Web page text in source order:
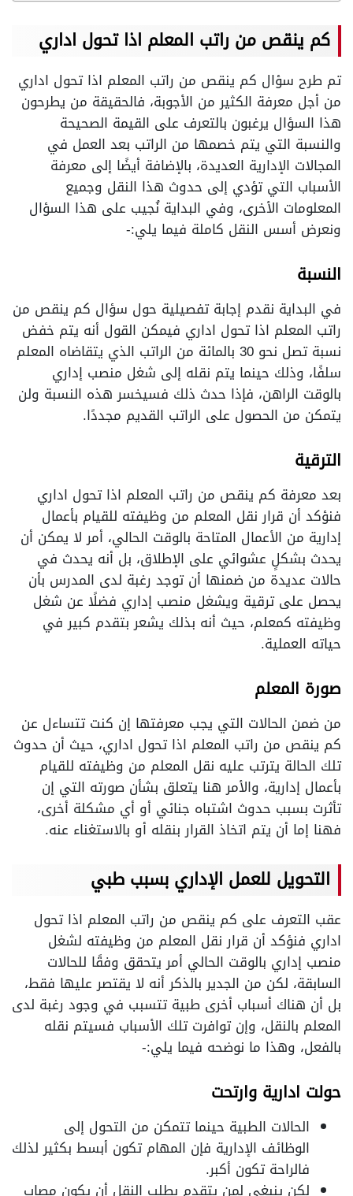
كم ينقص من راتب المعلم اذا تحول اداري
تم طرح سؤال كم ينقص من راتب المعلم اذا تحول اداري
من أجل معرفة الكثير من الأجوبة، فالحقيقة من يطرحون
هذا السؤال يرغبون بالتعرف على القيمة الصحيحة
والنسبة التي يتم خصمها من الراتب بعد العمل في
المجالات الإدارية العديدة، بالإضافة أيضًا إلى معرفة
الأسباب التي تؤدي إلى حدوث هذا النقل وجميع
المعلومات الأخرى، وفي البداية نُجيب على هذا السؤال
ونعرض أسس النقل كاملة فيما يلي:-
النسبة
في البداية نقدم إجابة تفصيلية حول سؤال كم ينقص من
راتب المعلم اذا تحول اداري فيمكن القول أنه يتم خفض
نسبة تصل نحو 30 بالمائة من الراتب الذي يتقاضاه المعلم
سلفًا، وذلك حينما يتم نقله إلى شغل منصب إداري
بالوقت الراهن، فإذا حدث ذلك فسيخسر هذه النسبة ولن
يتمكن من الحصول على الراتب القديم مجددًا.
الترقية
بعد معرفة كم ينقص من راتب المعلم اذا تحول اداري
فنؤكد أن قرار نقل المعلم من وظيفته للقيام بأعمال
إدارية من الأعمال المتاحة بالوقت الحالي، أمر لا يمكن أن
يحدث بشكلٍ عشوائي على الإطلاق، بل أنه يحدث في
حالات عديدة من ضمنها أن توجد رغبة لدى المدرس بأن
يحصل على ترقية ويشغل منصب إداري فضلًا عن شغل
وظيفته كمعلم، حيث أنه بذلك يشعر بتقدم كبير في
حياته العملية.
صورة المعلم
من ضمن الحالات التي يجب معرفتها إن كنت تتساءل عن
كم ينقص من راتب المعلم اذا تحول اداري، حيث أن حدوث
تلك الحالة يترتب عليه نقل المعلم من وظيفته للقيام
بأعمال إدارية، والأمر هنا يتعلق بشأن صورته التي إن
تأثرت بسبب حدوث اشتباه جنائي أو أي مشكلة أخرى،
فهنا إما أن يتم اتخاذ القرار بنقله أو بالاستغناء عنه.
التحويل للعمل الإداري بسبب طبي
عقب التعرف على كم ينقص من راتب المعلم اذا تحول
اداري فنؤكد أن قرار نقل المعلم من وظيفته لشغل
منصب إداري بالوقت الحالي أمر يتحقق وفقًا للحالات
السابقة، لكن من الجدير بالذكر أنه لا يقتصر عليها فقط،
بل أن هناك أسباب أخرى طبية تتسبب في وجود رغبة لدى
المعلم بالنقل، وإن توافرت تلك الأسباب فسيتم نقله
بالفعل، وهذا ما نوضحه فيما يلي:-
حولت ادارية وارتحت
الحالات الطبية حينما تتمكن من التحول إلى
الوظائف الإدارية فإن المهام تكون أبسط بكثير لذلك
فالراحة تكون أكبر.
لكن ينبغي لمن يتقدم بطلب النقل أن يكون مصاب